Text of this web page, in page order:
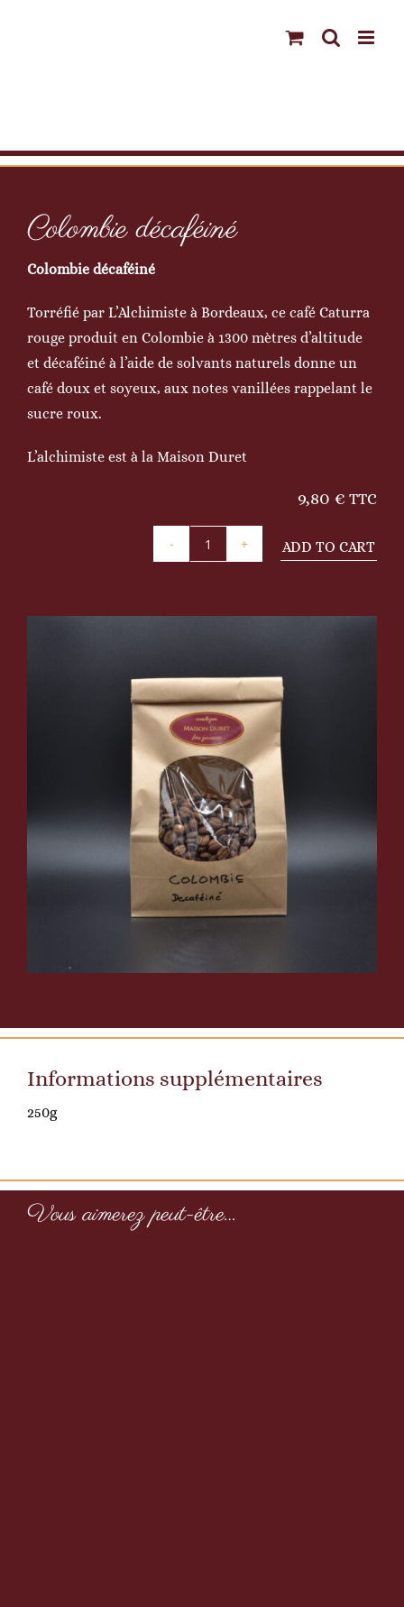
Colombie décaféiné
Colombie décaféiné
Torréfié par L’Alchimiste à Bordeaux, ce café Caturra
rouge produit en Colombie à 1300 mètres d’altitude
et décaféiné à l’aide de solvants naturels donne un
café doux et soyeux, aux notes vanillées rappelant le
sucre roux.
L’alchimiste est à la Maison Duret
9,80 € TTC
Colombie
ADD TO CART
Informations supplémentaires
250g
Vous aimerez peut-être…